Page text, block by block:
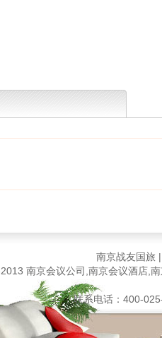
南京战友国旅
南京会议公司,南京会议酒店,
联系电话：400-